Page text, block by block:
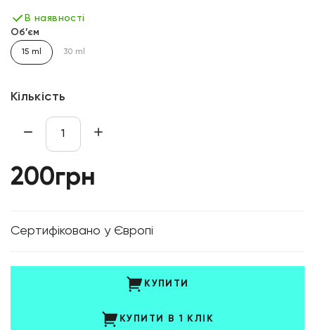
В наявності
Об’єм
15 ml 30 ml
Кількість
200грн
Cертифіковано у Європі
КУПИТИ
КУПИТИ В 1 КЛІК